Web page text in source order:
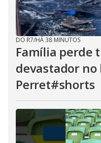
DO R7/HÁ 38 MINUTOS
Família perde
devastador
Perret#shorts